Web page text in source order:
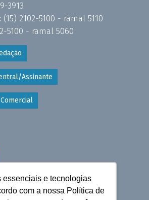
essenciais e tecnologias
com a nossa Política de
3913
(15) 2102-5100 - ramal 5110
5100 - ramal 5060
Assinante
aplicativo